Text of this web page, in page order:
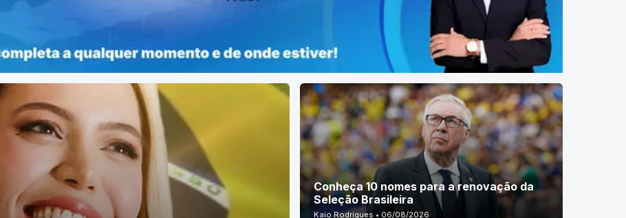
Conheça 10 nomes para a renovação da
Seleção Brasileira
Kaio Rodrigues • 06/08/2026